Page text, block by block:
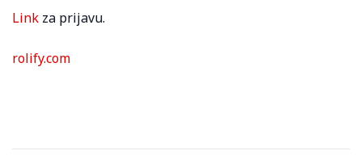
Link za prijavu.
rolify.com